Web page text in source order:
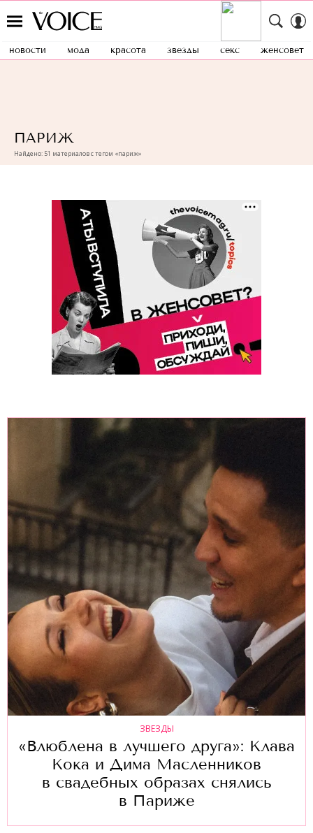
новости мода красота звезды секс женсовет
ПАРИЖ
Найдено: 51 материалов с тегом «париж»
ЗВЕЗДЫ
«Влюблена в лучшего друга»: Клава
Кока и Дима Масленников
в свадебных образах снялись
в Париже